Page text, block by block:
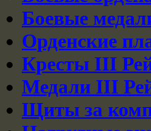
Боевые
Орденские
Кресты III
Медали III
Щиты за